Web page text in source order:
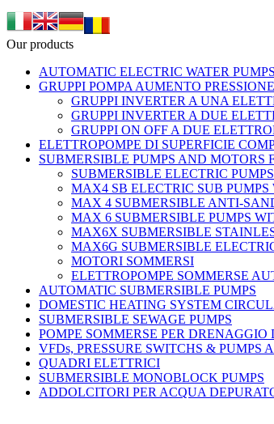
Our products
AUTOMATIC ELECTRIC WATER PUMPS
GRUPPI POMPA AUMENTO
GRUPPI INVERTER A UNA
GRUPPI INVERTER A DUE
GRUPPI ON OFF A DUE
ELETTROPOMPE DI SUPERFICIE
SUBMERSIBLE PUMPS AND MOTORS
SUBMERSIBLE ELECTRIC
MAX4 SB ELECTRIC SUB
MAX 4 SUBMERSIBLE ANTI-
MAX 6 SUBMERSIBLE PUMPS
MAX6X SUBMERSIBLE
MAX6G SUBMERSIBLE
MOTORI SOMMERSI
ELETTROPOMPE SOMMERSE
AUTOMATIC SUBMERSIBLE PUMPS
DOMESTIC HEATING SYSTEM
SUBMERSIBLE SEWAGE PUMPS
POMPE SOMMERSE PER DRENAGGIO
VFDs, PRESSURE SWITCHS & PUMPS
QUADRI ELETTRICI
SUBMERSIBLE MONOBLOCK PUMPS
ADDOLCITORI PER ACQUA